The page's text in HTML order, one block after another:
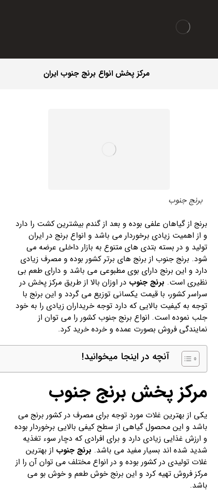
مرکز پخش انواع برنج جنوب ایران
برنج جنوب
برنج از گیاهان علفی بوده و بعد از گندم بیشترین کشت را دارد
و از اهمیت زیادی برخوردار می باشد و انواع برنج در ایران
تولید و در بسته بتدی های متنوع به بازار داخلی عرضه می
شود. برنج جنوب از برنج های برتر کشور بوده و مصرف زیادی
دارد و این برنج دارای بوی مطبوعی می باشد و دارای طعم بی
نظیری است. برنج جنوب در اوزان بالا از طریق مرکز پخش در
سراسر کشور، با قیمت یکسانی توزیع می گردد و این برنج با
توجه به کیفیت بالایی که دارد توجه خریداران زیادی را به خود
جلب نموده است. انواع برنج جنوب کشور را می توان از
نمایندگی فروش بصورت عمده و خرده خرید کرد.
آنچه در اینجا میخوانید!
مرکز پخش برنج جنوب
یکی از بهترین غلات مورد توجه برای مصرف در کشور برنج می
باشد و این محصول گیاهی از سطح کیفی بالایی برخوردار بوده
و ارزش غذایی زیادی دارد و برای افرادی که دچار سوء تغذیه
شدید شده اند بسیار مفید می باشد. برنج جنوب از بهترین
غلات تولیدی در کشور بوده و در انواع مختلف می توان آن را از
مرکز فروش تهیه کرد و این برنج خوش طعم و خوش بو می
باشد.